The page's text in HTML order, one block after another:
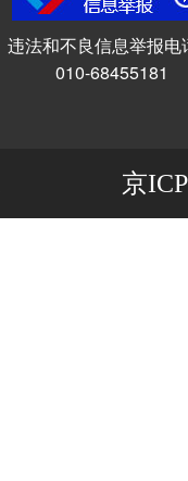
违法和不良信息举报电
010-68455181
京